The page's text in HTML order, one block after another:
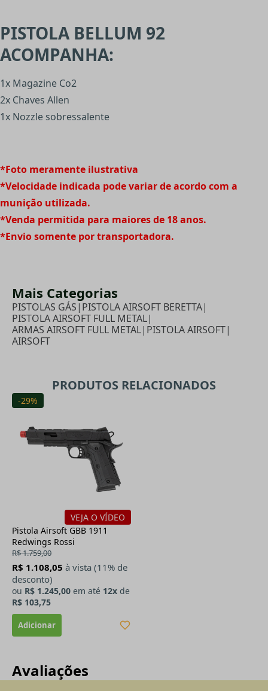
PISTOLA BELLUM 92
ACOMPANHA:
1x Magazine Co2
2x Chaves Allen
1x Nozzle sobressalente
*Foto meramente ilustrativa
*Velocidade indicada pode variar de acordo com a
munição utilizada.
*Venda permitida para maiores de 18 anos.
*Envio somente por transportadora.
Mais Categorias
PISTOLAS GÁS| PISTOLA AIRSOFT BERETTA|
PISTOLA AIRSOFT FULL METAL|
ARMAS AIRSOFT FULL METAL| PISTOLA AIRSOFT|
AIRSOFT
PRODUTOS RELACIONADOS
-29%
VEJA O VÍDEO
Pistola Airsoft GBB 1911
Redwings Rossi
R$ 1.759,00
R$ 1.108,05 à vista (11% de
desconto)
ou R$ 1.245,00 em até 12x de
R$ 103,75
Avaliações